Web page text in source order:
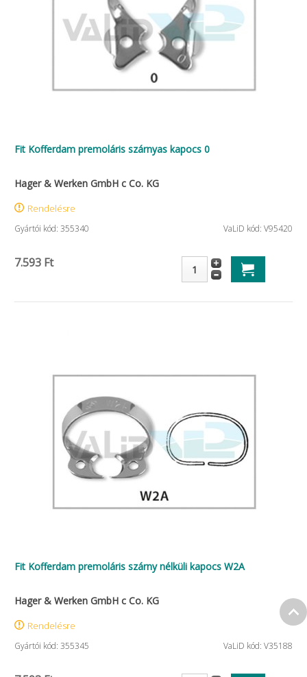
Fit Kofferdam premoláris szárnyas kapocs 0
Hager & Werken GmbH c Co. KG
Rendelésre
Gyártói kód: 355340 VaLiD kód: V95420
7.593 Ft
Fit Kofferdam premoláris szárny nélküli kapocs W2A
Hager & Werken GmbH c Co. KG
Rendelésre
Gyártói kód: 355345 VaLiD kód: V35188